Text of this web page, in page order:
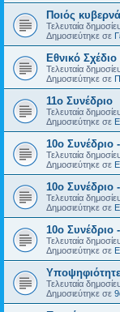
Ποιός
Τελευταία
Δημοσιεύτηκε σε
Eθνικό
Τελευταία
Δημοσιεύτηκε σε
11o Συνέδριο
Τελευταία
Δημοσιεύτηκε σε
10ο Συνέδριο
Τελευταία
Δημοσιεύτηκε σε
10ο Συνέδριο
Τελευταία
Δημοσιεύτηκε σε
10ο Συνέδριο
Τελευταία
Δημοσιεύτηκε σε
Τελευταία
Δημοσιεύτηκε σε